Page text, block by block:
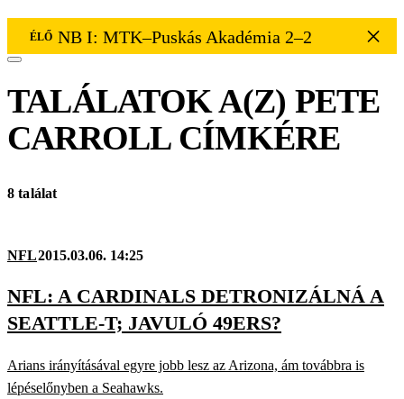
ÉLŐ NB I: MTK–Puskás Akadémia 2–2
TALÁLATOK A(Z) PETE
CARROLLCÍMKÉRE
8 találat
NFL2015.03.06. 14:25
NFL: A CARDINALS DETRONIZÁLNÁ A
SEATTLE-T; JAVULÓ 49ERS?
Arians irányításával egyre jobb lesz az Arizona, ám továbbra is
lépéselőnyben a Seahawks.